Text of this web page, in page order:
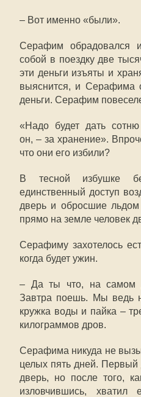
– Вот именно «были».
Серафим обрадовался
собой в поездку две
эти деньги изъяты и
выяснится, и Серафима
деньги. Серафим
«Надо будет дать
он, – за хранение».
что они его избили?
В тесной избушке
единственный доступ
дверь и обросшие
прямо на земле человек
Серафиму захотелось
когда будет ужин.
– Да ты что, на самом
Завтра поешь. Мы ведь
кружка воды и пайка –
килограммов дров.
Серафима никуда не
целых пять дней. Первый
дверь, но после того,
изловчившись,